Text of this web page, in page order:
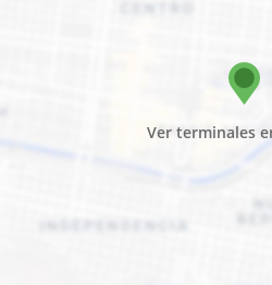
Ver terminales